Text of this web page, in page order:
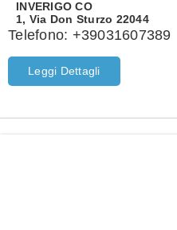
INVERIGO CO
1, Via Don Sturzo 22044
Telefono: +39031607389
Leggi Dettagli